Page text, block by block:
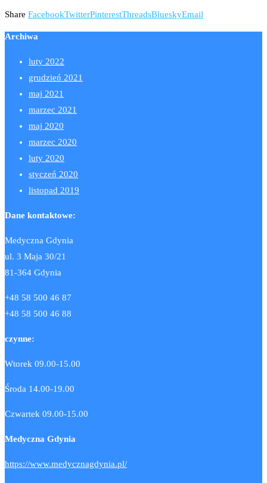
Share FacebookTwitterPinterestThreadsBlueskyEmail
Archiwa
luty 2022
grudzień 2021
maj 2021
marzec 2021
maj 2020
marzec 2020
luty 2020
styczeń 2020
listopad 2019
Dane kontaktowe:
Medyczna Gdynia
ul. 3 Maja 30/21
81-364 Gdynia
+48 58 500 46 87
+48 58 500 46 88
czynne:
Wtorek 09.00-15.00
Środa 14.00-19.00
Czwartek 09.00-15.00
Medyczna Gdynia
https://www.medycznagdynia.pl/